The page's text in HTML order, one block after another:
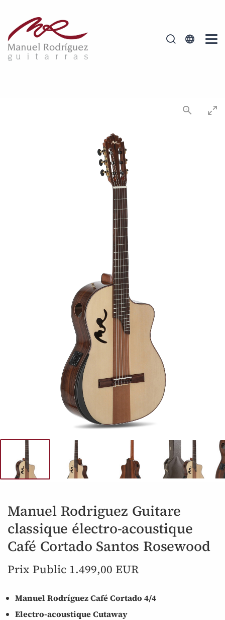
Manuel Rodriguez Guitare
classique électro-acoustique
Café Cortado Santos Rosewood
Prix Public 1.499,00 EUR
Manuel Rodríguez Café Cortado 4/4
Electro-acoustique Cutaway